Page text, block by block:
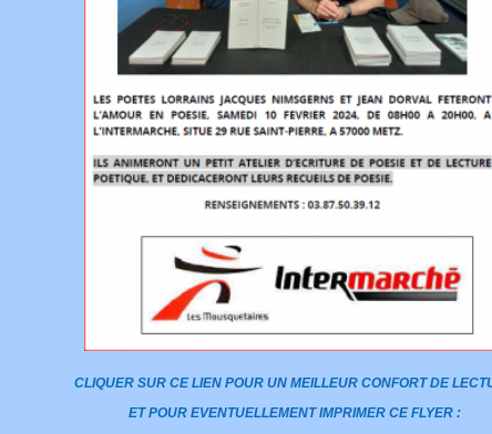
CLIQUER SUR CE LIEN POUR UN MEILLEUR CONFORT DE
ET POUR EVENTUELLEMENT IMPRIMER CE FLYER :